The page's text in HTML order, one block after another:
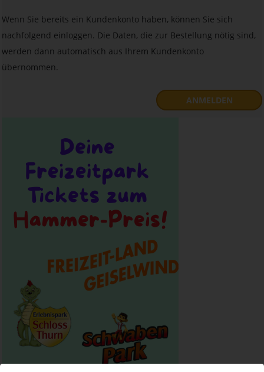
Wenn Sie bereits ein Kundenkonto haben, können Sie sich
nachfolgend einloggen. Die Daten, die zur Bestellung nötig sind,
werden dann automatisch aus Ihrem Kundenkonto
übernommen.
ANMELDEN